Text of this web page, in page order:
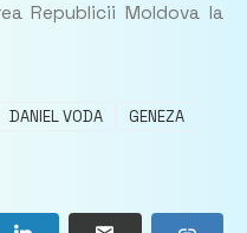
Republicii Moldova la
DANIEL VODA
GENEZA